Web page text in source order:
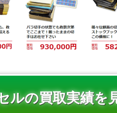
ルの買取実績を